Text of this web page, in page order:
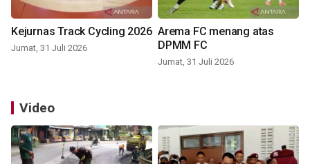
Kejurnas Track Cycling 2026
Jumat, 31 Juli 2026
Arema FC menang atas
DPMM FC
Jumat, 31 Juli 2026
Video